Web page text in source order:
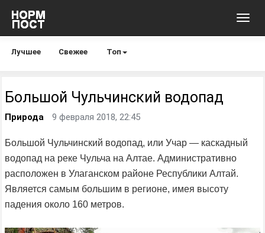
Лучшее Свежее Топ
Большой Чульчинский водопад
Природа 9 февраля 2018, 22:45
Большой Чульчинский водопад, или Учар — каскадный
водопад на реке Чульча на Алтае. Административно
расположен в Улаганском районе Республики Алтай.
Является самым большим в регионе, имея высоту
падения около 160 метров.